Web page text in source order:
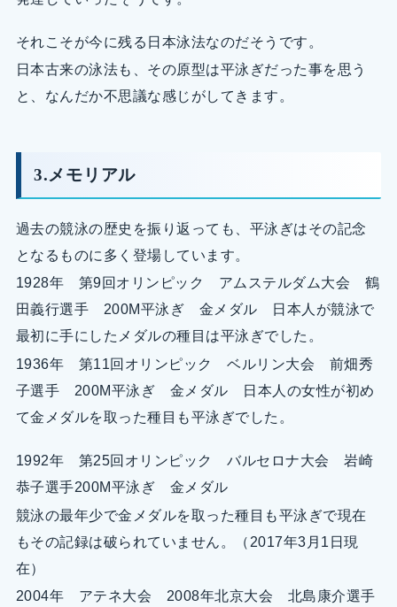
それこそが今に残る日本泳法なのだそうです。
日本古来の泳法も、その原型は平泳ぎだった事を思う
と、なんだか不思議な感じがしてきます。
3.メモリアル
過去の競泳の歴史を振り返っても、平泳ぎはその記念
となるものに多く登場しています。
1928年 第9回オリンピック アムステルダム大会 鶴
田義行選手 200M平泳ぎ 金メダル 日本人が競泳で
最初に手にしたメダルの種目は平泳ぎでした。
1936年 第11回オリンピック ベルリン大会 前畑秀
子選手 200M平泳ぎ 金メダル 日本人の女性が初め
て金メダルを取った種目も平泳ぎでした。
1992年 第25回オリンピック バルセロナ大会 岩崎
恭子選手200M平泳ぎ 金メダル
競泳の最年少で金メダルを取った種目も平泳ぎで現在
もその記録は破られていません。（2017年3月1日現
在）
2004年 アテネ大会 2008年北京大会 北島康介選手